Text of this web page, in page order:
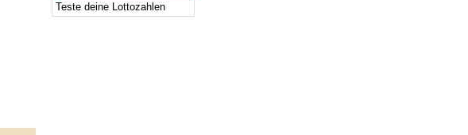
Teste deine Lottozahlen